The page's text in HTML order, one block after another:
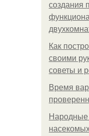
создания
Как
своими
советы и
Время
Народные